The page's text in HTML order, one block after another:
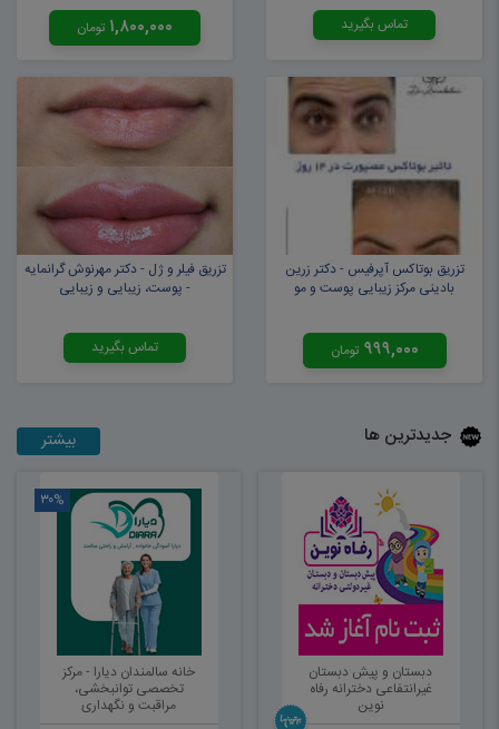
تماس بگیرید ۱,۸۰۰,۰۰۰ تومان
تزریق بوتاکس آپرفیس - دکتر زرین
بادینی مرکز زیبایی پوست و مو
۹۹۹,۰۰۰ تومان
تزریق فیلر و ژل - دکتر مهرنوش گرانمایه
- پوست، زیبایی و زیبایی
تماس بگیرید
جدیدترین ها بیشتر
دبستان و پیش دبستان
غیرانتفاعی دخترانه رفاه
نوین
خانه سالمندان دیارا - مرکز
تخصصی توانبخشی،
مراقبت و نگهداری
۳۰%